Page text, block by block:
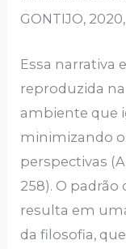
GONTIJO,
Essa narrativa
reproduzida
ambiente que
minimizando
perspectivas
258). O
resulta em
da filosofia,